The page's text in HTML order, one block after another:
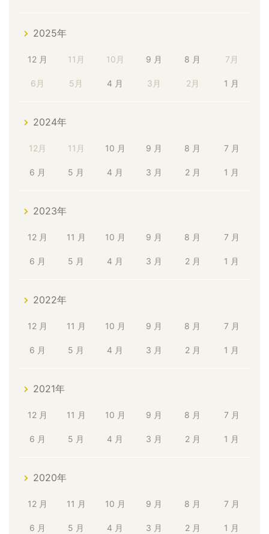
2025年
12 月 11月 10月 9 月 8 月 7月
6月 5月 4 月 3月 2月 1 月
2024年
12月 11月 10 月 9 月 8 月 7 月
6 月 5 月 4 月 3 月 2 月 1 月
2023年
12 月 11 月 10 月 9 月 8 月 7 月
6 月 5 月 4 月 3 月 2 月 1 月
2022年
12 月 11 月 10 月 9 月 8 月 7 月
6 月 5 月 4 月 3 月 2 月 1 月
2021年
12 月 11 月 10 月 9 月 8 月 7 月
6 月 5 月 4 月 3 月 2 月 1 月
2020年
12 月 11 月 10 月 9 月 8 月 7 月
6 月 5 月 4 月 3 月 2 月 1 月